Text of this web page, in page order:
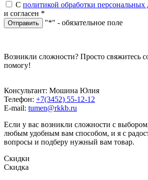
С политикой обработки
и согласен *
Отправить "*" - обязательное поле
Возникли сложности? Просто свяжитесь
помогу!
Консультант: Мошина Юлия
Телефон: +7(3452) 55-12-12
E-mail: tumen@rkkb.ru
Если у вас возникли сложности с
любым удобным вам способом, и я с
вопросы и подберу нужный вам товар.
Скидки
Скидка